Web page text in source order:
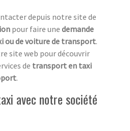
depuis notre site de
pour faire une demande
ou de voiture de transport.
site web pour découvrir
de transport en taxi
.
avec notre société